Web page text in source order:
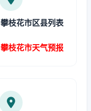
攀枝花市区县列表
攀枝花市天气预报